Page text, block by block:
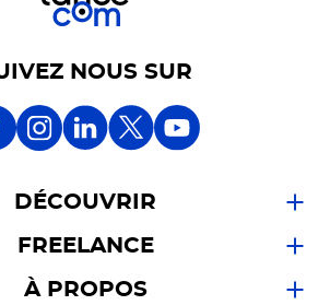
NOUS SUR
DÉCOUVRIR
FREELANCE
À PROPOS